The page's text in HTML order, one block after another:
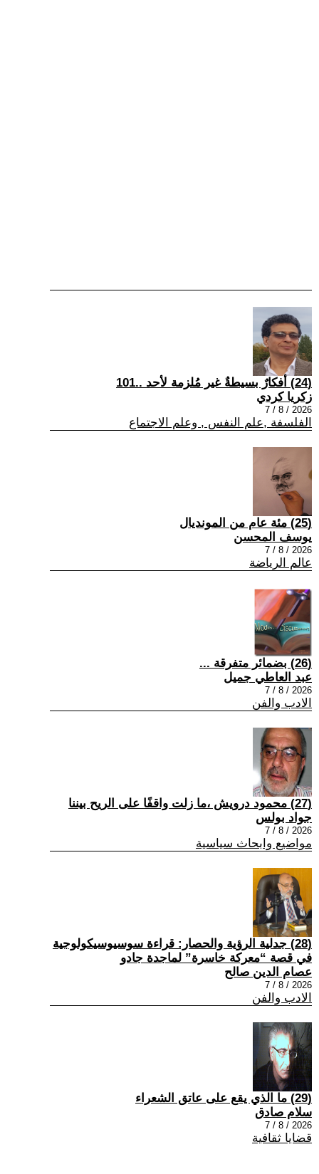
(24) أفكارٌ بسيطةٌ غير مُلزمة لأحد ..101
زكريا كردي
2026 / 8 / 7
الفلسفة ,علم النفس , وعلم الاجتماع
(25) مئة عام من المونديال
يوسف المحسن
2026 / 8 / 7
عالم الرياضة
(26) بضمائر متفرقة ...
عبد العاطي جميل
2026 / 8 / 7
الادب والفن
(27) محمود درويش ،ما زلت واقفًا على الريح بيننا
جواد بولس
2026 / 8 / 7
مواضيع وابحاث سياسية
(28) جدلية الرؤية والحصار: قراءة سوسيوسيكولوجية
في قصة “معركة خاسرة” لماجدة جادو
عصام الدين صالح
2026 / 8 / 7
الادب والفن
(29) ما الذي يقع على عاتق الشعراء
سلام صادق
2026 / 8 / 7
قضايا ثقافية